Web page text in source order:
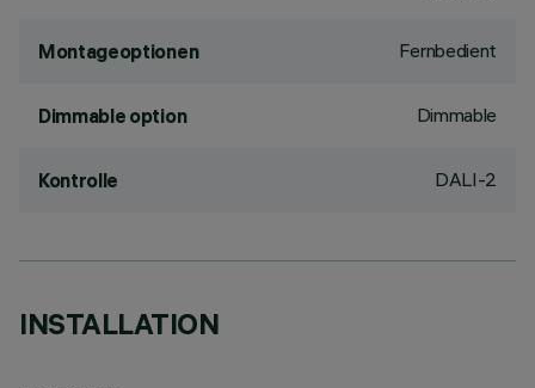
Montageoptionen Fernbedient
Dimmable option Dimmable
Kontrolle DALI-2
INSTALLATION